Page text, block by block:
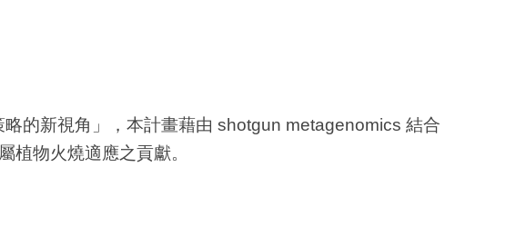
的新視角」，本計畫藉由 shotgun metagenomics 結合
植物火燒適應之貢獻。